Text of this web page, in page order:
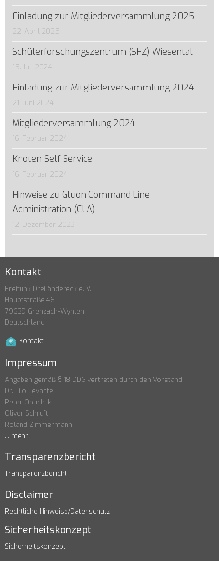
Einladung zur Mitgliederversammlung 2025
22. April 2025
Schülerforschungszentrum (SFZ) Wiesental
15. Juli 2024
Einladung zur Mitgliederversammlung 2024
21. Juni 2024
Mitgliederversammlung 2024
16. Februar 2024
Knoten-Self-Service
16. Februar 2024
Hinweise zu Gluon Command Line
Administration (CLA)
12. Dezember 2023
Kontakt
Freifunk Dreiländereck e. V.
Hauptstraße 46
79639 Grenzach-Wyhlen
Deutschland
Kontakt
Impressum
Angaben gemäß § 18 DDG vertreten durch den Vorstand
Dr. Tilo Levante
Peter Opuchlik
Oliver Schruft
Roland Zimmermann
... mehr
Transparenzbericht
Transparenzbericht
Disclaimer
Rechtliche Hinweise/Datenschutz
Sicherheitskonzept
Sicherheitskonzept